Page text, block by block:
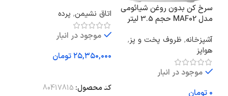
سرخ‌ کن بدون روغن شیائومی
مدل MAF02 حجم 3.5 لیتر
آشپزخانه, ظروف پخت و پز,
هواپز
موجود در انبار
تومان
اتاق نشیمن, پرده
موجود در انبار
تومان
کد محصول: 80417815